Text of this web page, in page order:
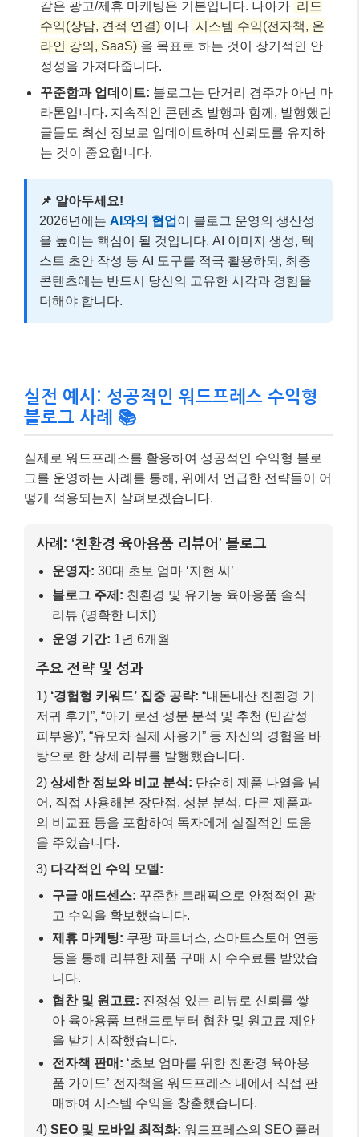
같은 광고/제휴 마케팅은 기본입니다. 나아가 리드
수익(상담, 견적 연결) 이나 시스템 수익(전자책, 온
라인 강의, SaaS) 을 목표로 하는 것이 장기적인 안
정성을 가져다줍니다.
꾸준함과 업데이트: 블로그는 단거리 경주가 아닌 마
라톤입니다. 지속적인 콘텐츠 발행과 함께, 발행했던
글들도 최신 정보로 업데이트하며 신뢰도를 유지하
는 것이 중요합니다.
📌 알아두세요!
2026년에는 AI와의 협업 이 블로그 운영의 생산성
을 높이는 핵심이 될 것입니다. AI 이미지 생성, 텍
스트 초안 작성 등 AI 도구를 적극 활용하되, 최종
콘텐츠에는 반드시 당신의 고유한 시각과 경험을
더해야 합니다.
실전 예시: 성공적인 워드프레스 수익형
블로그 사례 📚
실제로 워드프레스를 활용하여 성공적인 수익형 블로
그를 운영하는 사례를 통해, 위에서 언급한 전략들이 어
떻게 적용되는지 살펴보겠습니다.
사례: ‘친환경 육아용품 리뷰어’ 블로그
운영자: 30대 초보 엄마 ‘지현 씨’
블로그 주제: 친환경 및 유기농 육아용품 솔직
리뷰 (명확한 니치)
운영 기간: 1년 6개월
주요 전략 및 성과
1) ‘경험형 키워드’ 집중 공략: “내돈내산 친환경 기
저귀 후기”, “아기 로션 성분 분석 및 추천 (민감성
피부용)”, “유모차 실제 사용기” 등 자신의 경험을 바
탕으로 한 상세 리뷰를 발행했습니다.
2) 상세한 정보와 비교 분석: 단순히 제품 나열을 넘
어, 직접 사용해본 장단점, 성분 분석, 다른 제품과
의 비교표 등을 포함하여 독자에게 실질적인 도움
을 주었습니다.
3) 다각적인 수익 모델:
구글 애드센스: 꾸준한 트래픽으로 안정적인 광
고 수익을 확보했습니다.
제휴 마케팅: 쿠팡 파트너스, 스마트스토어 연동
등을 통해 리뷰한 제품 구매 시 수수료를 받았습
니다.
협찬 및 원고료: 진정성 있는 리뷰로 신뢰를 쌓
아 육아용품 브랜드로부터 협찬 및 원고료 제안
을 받기 시작했습니다.
전자책 판매: ‘초보 엄마를 위한 친환경 육아용
품 가이드’ 전자책을 워드프레스 내에서 직접 판
매하여 시스템 수익을 창출했습니다.
4) SEO 및 모바일 최적화: 워드프레스의 SEO 플러